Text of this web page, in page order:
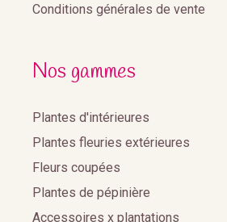
Conditions générales de vente
Nos gammes
Plantes d'intérieures
Plantes fleuries extérieures
Fleurs coupées
Plantes de pépinière
Accessoires x plantations